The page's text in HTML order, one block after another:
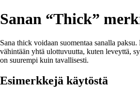
Sanan “Thick”
Sana thick voidaan suomentaa sanalla paksu.
vähintään yhtä ulottuvuutta, kuten leveyttä,
on suurempi kuin tavallisesti.
Esimerkkejä käytöstä